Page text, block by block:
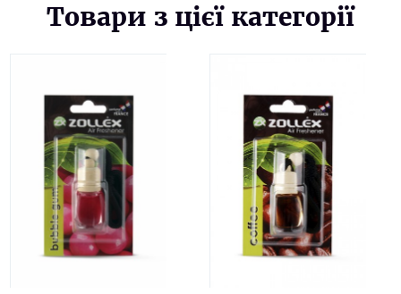
Товари з цієї категорії